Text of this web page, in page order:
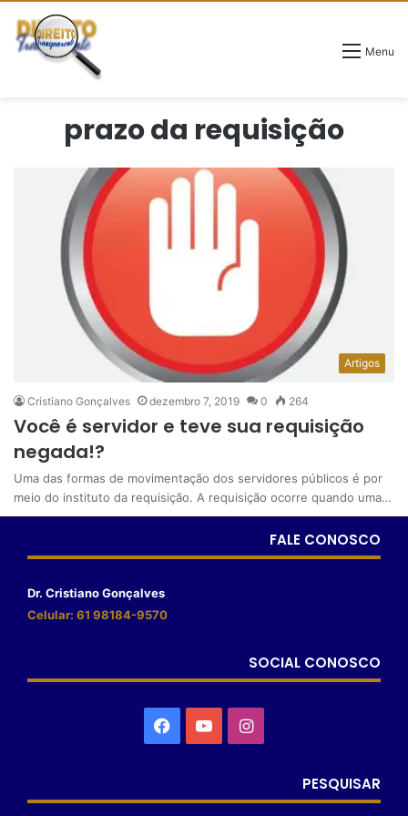
Menu
prazo da requisição
Artigos
Cristiano Gonçalves dezembro 7, 2019 0 264
Você é servidor e teve sua requisição
negada!?
Uma das formas de movimentação dos servidores públicos é por
meio do instituto da requisição. A requisição ocorre quando uma…
FALE CONOSCO
Dr. Cristiano Gonçalves
Celular: 61 98184-9570
SOCIAL CONOSCO
PESQUISAR